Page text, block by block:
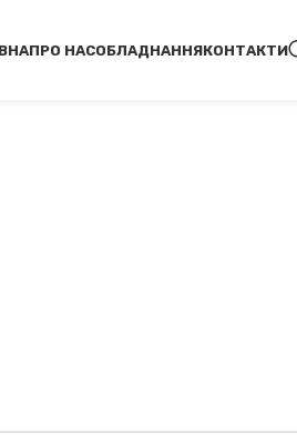
ПРО НАСОБЛАДНАННЯКОНТАКТИ